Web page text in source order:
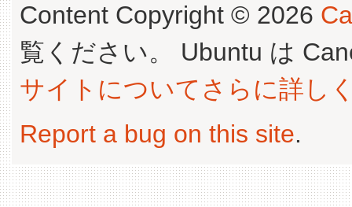
Content Copyright © 2026
覧ください。 Ubuntu は
サイトについてさらに詳し
Report a bug on this site.